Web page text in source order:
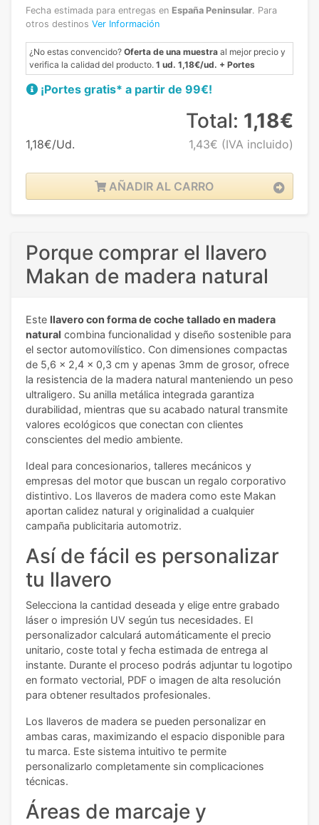
Fecha estimada para entregas en España Peninsular. Para
otros destinos Ver Información
¿No estas convencido? Oferta de una muestra al mejor precio y
verifica la calidad del producto. 1 ud. 1,18€/ud. + Portes
¡Portes gratis* a partir de 99€!
1,18€/Ud.
Total: 1,18€
1,43€ (IVA incluido)
AÑADIR AL CARRO
Porque comprar el llavero
Makan de madera natural
Este llavero con forma de coche tallado en madera
natural combina funcionalidad y diseño sostenible para
el sector automovilístico. Con dimensiones compactas
de 5,6 x 2,4 x 0,3 cm y apenas 3mm de grosor, ofrece
la resistencia de la madera natural manteniendo un peso
ultraligero. Su anilla metálica integrada garantiza
durabilidad, mientras que su acabado natural transmite
valores ecológicos que conectan con clientes
conscientes del medio ambiente.
Ideal para concesionarios, talleres mecánicos y
empresas del motor que buscan un regalo corporativo
distintivo. Los llaveros de madera como este Makan
aportan calidez natural y originalidad a cualquier
campaña publicitaria automotriz.
Así de fácil es personalizar
tu llavero
Selecciona la cantidad deseada y elige entre grabado
láser o impresión UV según tus necesidades. El
personalizador calculará automáticamente el precio
unitario, coste total y fecha estimada de entrega al
instante. Durante el proceso podrás adjuntar tu logotipo
en formato vectorial, PDF o imagen de alta resolución
para obtener resultados profesionales.
Los llaveros de madera se pueden personalizar en
ambas caras, maximizando el espacio disponible para
tu marca. Este sistema intuitivo te permite
personalizarlo completamente sin complicaciones
técnicas.
Áreas de marcaje y